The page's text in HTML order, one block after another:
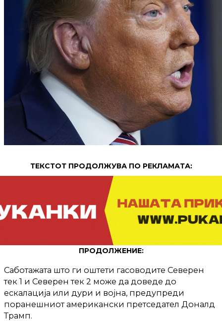
ТЕКСТОТ ПРОДОЛЖУВА ПО РЕКЛАМАТА:
ПРОДОЛЖЕНИЕ:
Саботажата што ги оштети гасоводите Северен
тек 1 и Северен тек 2 може да доведе до
ескалација или дури и војна, предупреди
поранешниот американски претседател Доналд
Трамп.